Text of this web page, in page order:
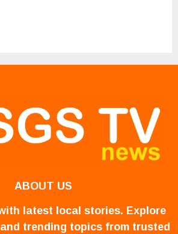
ABOUT US
latest local stories. Explore
trending topics from trusted